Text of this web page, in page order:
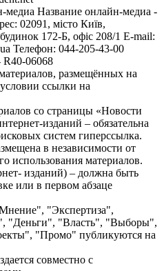
медиа Название онлайн-медиа -
02091, місто Київ,
172-Б, офіс 208/1 E-mail:
Телефон: 044-205-43-00
06068
размещённых на
ссылки на
со страницы «Новости
изданий – обязательна
систем гиперссылка.
в независимости от
использования материалов.
изданий) – должна быть
или в первом абзаце
"Экспертиза",
"Деньги", "Власть", "Выборы",
"Промо" публикуются на
совместно с